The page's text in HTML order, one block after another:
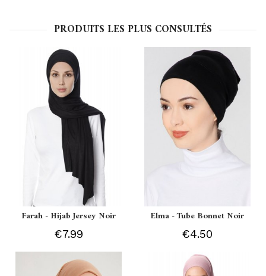
PRODUITS LES PLUS CONSULTÉS
Farah - Hijab Jersey Noir
€7.99
Elma - Tube Bonnet Noir
€4.50